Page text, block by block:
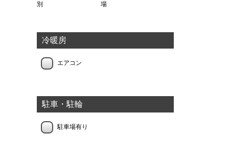
別 場
冷暖房
エアコン
駐車・駐輪
駐車場有り